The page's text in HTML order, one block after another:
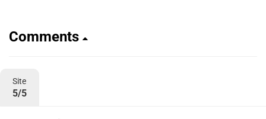
Comments
Site
5/5